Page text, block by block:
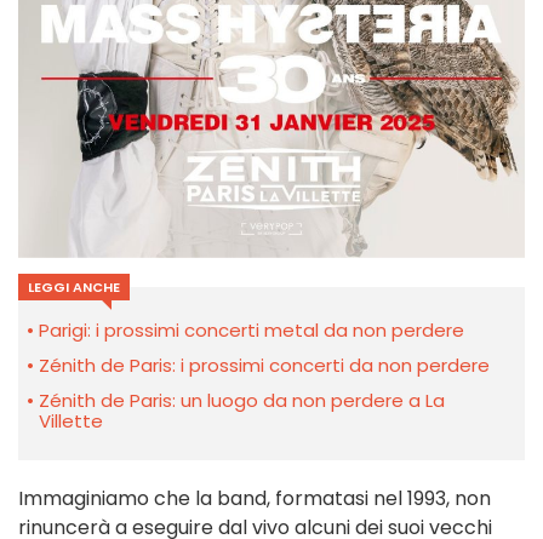
LEGGI ANCHE
Parigi: i prossimi concerti metal da non perdere
Zénith de Paris: i prossimi concerti da non perdere
Zénith de Paris: un luogo da non perdere a La
Villette
Immaginiamo che la band, formatasi nel 1993, non
rinuncerà a eseguire dal vivo alcuni dei suoi vecchi